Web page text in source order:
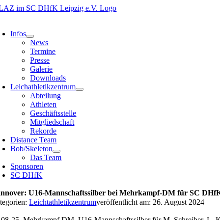
Zum
Infos
News
Termine
Presse
Galerie
Downloads
Leichathletikzentrum
Abteilung
Athleten
Geschäftsstelle
Mitgliedschaft
Rekorde
Distance Team
Bob/Skeleton
Das Team
Sponsoren
SC DHfK
U16-Mannschaftssilber bei Mehrkampf-DM für SC
Leichtathletikzentrumveröffentlicht am: 26. August 2024